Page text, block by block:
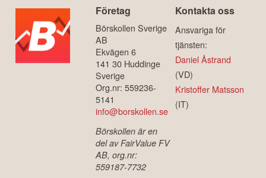
Företag
Börskollen Sverige
AB
Ekvägen 6
141 30 Huddinge
Sverige
Org.nr: 559236-
5141
info@borskollen.se
Börskollen är en
del av FairValue FV
AB, org.nr:
559187-7732
Kontakta oss
Ansvariga för
tjänsten:
Daniel Åstrand
(VD)
Kristoffer Matsson
(IT)